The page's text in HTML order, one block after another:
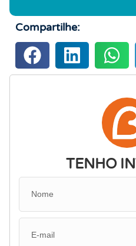
Compartilhe:
TENHO